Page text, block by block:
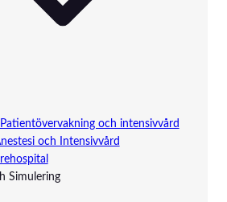
och intensivvård
och Intensivvård
Simulering